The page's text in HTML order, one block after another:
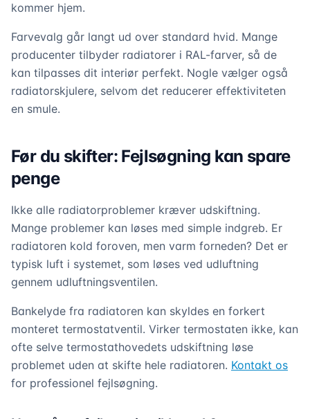
kommer hjem.
Farvevalg går langt ud over standard hvid. Mange
producenter tilbyder radiatorer i RAL-farver, så de
kan tilpasses dit interiør perfekt. Nogle vælger også
radiatorskjulere, selvom det reducerer effektiviteten
en smule.
Før du skifter: Fejlsøgning kan spare
penge
Ikke alle radiatorproblemer kræver udskiftning.
Mange problemer kan løses med simple indgreb. Er
radiatoren kold foroven, men varm forneden? Det er
typisk luft i systemet, som løses ved udluftning
gennem udluftningsventilen.
Bankelyde fra radiatoren kan skyldes en forkert
monteret termostatventil. Virker termostaten ikke, kan
ofte selve termostathovedets udskiftning løse
problemet uden at skifte hele radiatoren. Kontakt os
for professionel fejlsøgning.